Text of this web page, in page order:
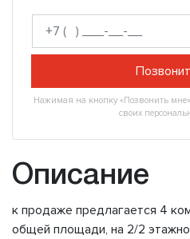
Нажимая на кнопку «Позвонить
своих
Описание
к продаже предлагается 4
общей площади, на 2/2